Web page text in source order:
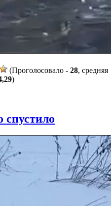
(Проголосовало - 28, средняя
)
спустило